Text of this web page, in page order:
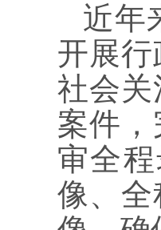
近年
开展
社会
案件
审全
像、